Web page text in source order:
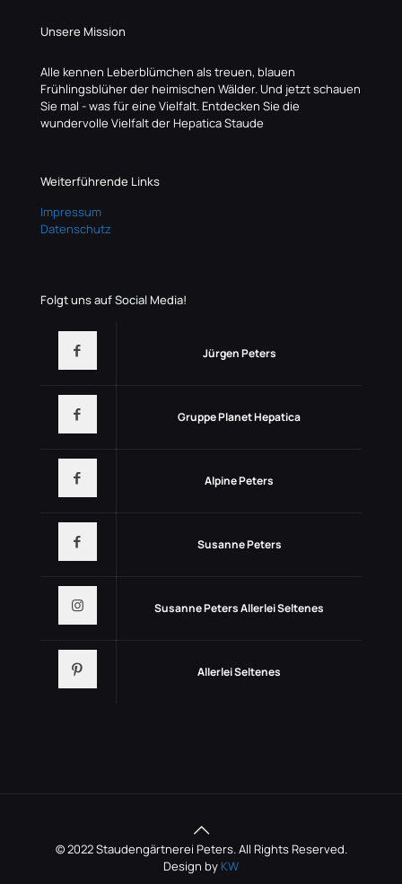
Unsere Mission
Alle kennen Leberblümchen als treuen, blauen
Frühlingsblüher der heimischen Wälder. Und jetzt schauen
Sie mal - was für eine Vielfalt. Entdecken Sie die
wundervolle Vielfalt der Hepatica Staude
Weiterführende Links
Impressum
Datenschutz
Folgt uns auf Social Media!
Jürgen Peters
Gruppe Planet Hepatica
Alpine Peters
Susanne Peters
Susanne Peters Allerlei Seltenes
Allerlei Seltenes
© 2022 Staudengärtnerei Peters. All Rights Reserved.
Design by KW